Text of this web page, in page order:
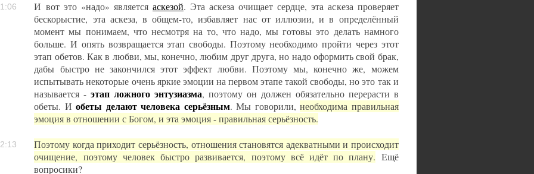
И вот это «надо» является аскезой. Эта аскеза очищает сердце, эта аскеза проверяет
бескорыстие, эта аскеза, в общем-то, избавляет нас от иллюзии, и в определённый
момент мы понимаем, что несмотря на то, что надо, мы готовы это делать намного
больше. И опять возвращается этап свободы. Поэтому необходимо пройти через этот
этап обетов. Как в любви, мы, конечно, любим друг друга, но надо оформить свой брак,
дабы быстро не закончился этот эффект любви. Поэтому мы, конечно же, можем
испытывать некоторые очень яркие эмоции на первом этапе такой свободы, но это так и
называется -этап ложного энтузиазма, поэтому он должен обязательно перерасти в
обеты. Иобеты делают человека серьёзным. Мы говорили,необходима правильная
эмоция в отношении с Богом, и эта эмоция - правильная серьёзность.
Поэтому когда приходит серьёзность, отношения становятся адекватными и происходит
очищение, поэтому человек быстро развивается, поэтому всё идёт по плану. Ещё
вопросики?